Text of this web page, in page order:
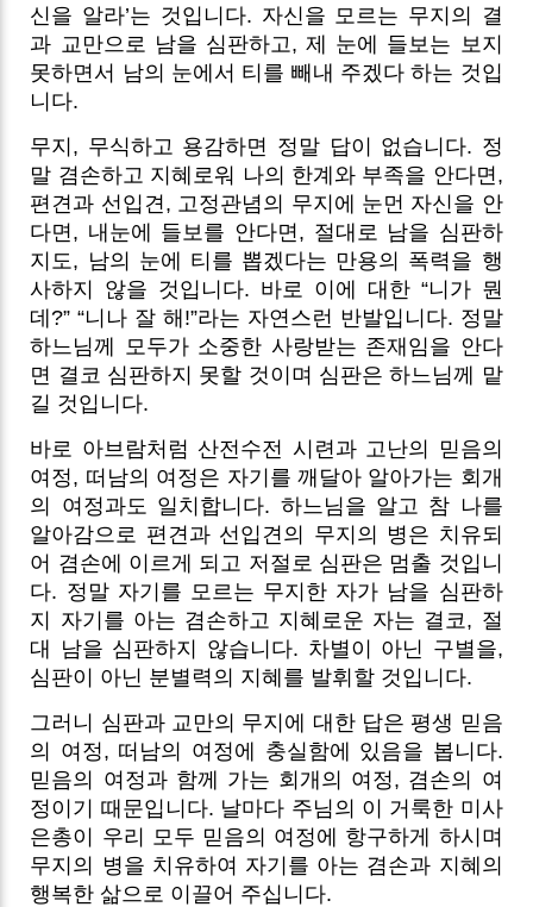
신을 알라’는 것입니다. 자신을 모르는 무지의 결
과 교만으로 남을 심판하고, 제 눈에 들보는 보지
못하면서 남의 눈에서 티를 빼내 주겠다 하는 것입
니다.
무지, 무식하고 용감하면 정말 답이 없습니다. 정
말 겸손하고 지혜로워 나의 한계와 부족을 안다면,
편견과 선입견, 고정관념의 무지에 눈먼 자신을 안
다면, 내눈에 들보를 안다면, 절대로 남을 심판하
지도, 남의 눈에 티를 뽑겠다는 만용의 폭력을 행
사하지 않을 것입니다. 바로 이에 대한 “니가 뭔
데?” “니나 잘 해!”라는 자연스런 반발입니다. 정말
하느님께 모두가 소중한 사랑받는 존재임을 안다
면 결코 심판하지 못할 것이며 심판은 하느님께 맡
길 것입니다.
바로 아브람처럼 산전수전 시련과 고난의 믿음의
여정, 떠남의 여정은 자기를 깨달아 알아가는 회개
의 여정과도 일치합니다. 하느님을 알고 참 나를
알아감으로 편견과 선입견의 무지의 병은 치유되
어 겸손에 이르게 되고 저절로 심판은 멈출 것입니
다. 정말 자기를 모르는 무지한 자가 남을 심판하
지 자기를 아는 겸손하고 지혜로운 자는 결코, 절
대 남을 심판하지 않습니다. 차별이 아닌 구별을,
심판이 아닌 분별력의 지혜를 발휘할 것입니다.
그러니 심판과 교만의 무지에 대한 답은 평생 믿음
의 여정, 떠남의 여정에 충실함에 있음을 봅니다.
믿음의 여정과 함께 가는 회개의 여정, 겸손의 여
정이기 때문입니다. 날마다 주님의 이 거룩한 미사
은총이 우리 모두 믿음의 여정에 항구하게 하시며
무지의 병을 치유하여 자기를 아는 겸손과 지혜의
행복한 삶으로 이끌어 주십니다.